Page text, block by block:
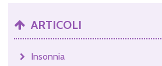
ARTICOLI
Insonnia